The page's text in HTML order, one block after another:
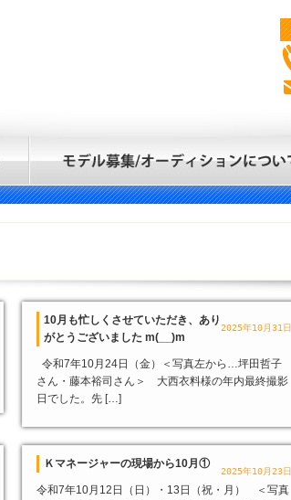
2025年10月31日
10月も忙しくさせていただき、あり
がとうございました m(__)m
令和7年10月24日（金）＜写真左から…坪田哲子
さん・藤本裕司さん＞ 大西衣料様の年内最終撮影
日でした。先 […]
2025年10月23日
Ｋマネージャーの現場から10月①
令和7年10月12日（日）・13日（祝・月） ＜写真